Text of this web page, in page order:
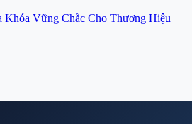
Khóa Vững Chắc Cho Thương Hiệu